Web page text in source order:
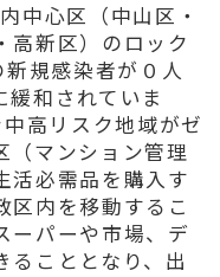
中心区（中山区・
高新区）のロック
新規感染者が０人
緩和されていま
高リスク地域がゼ
（マンション管理
活必需品を購入す
区内を移動するこ
ーパーや市場、デ
ることとなり、出